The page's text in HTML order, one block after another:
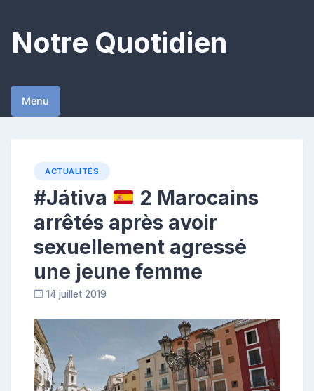
content
Notre Quotidien
Menu
ACTUALITÉS
#Játiva
2 Marocains
arrêtés après avoir
sexuellement agressé
une jeune femme
14 juillet 2019
i